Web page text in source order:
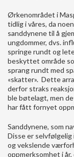
Ørkenområdet i
tidlig i våres, da
sanddynene til å
ungdommer, dvs.
springe rundt og
beskyttet område
sprang rundt med
«skatter». Dette
derfor straks
ble bøtelagt, men
har fått fornyet
Sanddynene, som
Disse er
og vekslende
oppmerksomhet i